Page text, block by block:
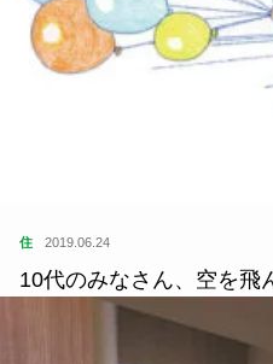
住 2019.06.24
10代のみなさん、空を飛